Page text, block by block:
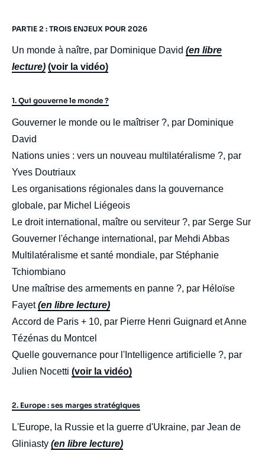
PARTIE 2 : TROIS ENJEUX POUR 2026
Un monde à naître, par Dominique David (en libre
lecture) (voir la vidéo)
1. Qui gouverne le monde ?
Gouverner le monde ou le maîtriser ?, par Dominique
David
Nations unies : vers un nouveau multilatéralisme ?, par
Yves Doutriaux
Les organisations régionales dans la gouvernance
globale, par Michel Liégeois
Le droit international, maître ou serviteur ?, par Serge Sur
Gouverner l'échange international, par Mehdi Abbas
Multilatéralisme et santé mondiale, par Stéphanie
Tchiombiano
Une maîtrise des armements en panne ?, par Héloïse
Fayet(en libre lecture)
Accord de Paris + 10, par Pierre Henri Guignard et Anne
Tézénas du Montcel
Quelle gouvernance pour l'Intelligence artificielle ?, par
Julien Nocetti (voir la vidéo)
2. Europe : ses marges stratégiques
L'Europe, la Russie et la guerre d'Ukraine, par Jean de
Gliniasty (en libre lecture)